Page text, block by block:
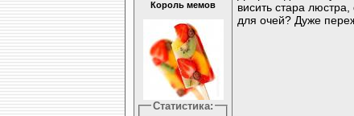
Король мемов
Статистика:
висить стара люстра,
для очей? Дуже